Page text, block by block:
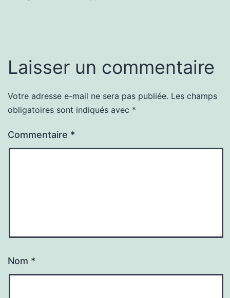
Laisser un commentaire
Votre adresse e-mail ne sera pas publiée. Les champs
obligatoires sont indiqués avec *
Commentaire *
Nom *